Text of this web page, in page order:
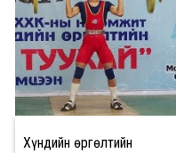
Хүндийн өргөлтийн